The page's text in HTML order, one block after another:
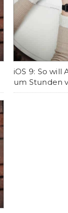
iOS 9: So
um Stunden